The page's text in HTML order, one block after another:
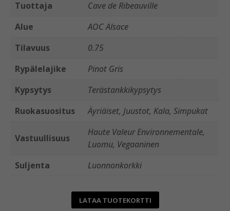
Tuottaja
Cave de Ribeauville
Alue
AOC Alsace
Tilavuus
0.75
Rypälelajike
Pinot Gris
Kypsytys
Terästankkikypsytys
Ruokasuositus
Äyriäiset, Juustot, Kala, Simpukat
Vastuullisuus
Haute Valeur Environnementale,
Luomu, Vegaaninen
Suljenta
Luonnonkorkki
LATAA TUOTEKORTTI